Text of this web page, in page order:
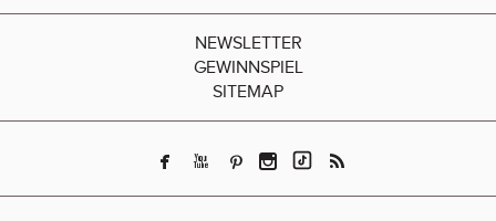
NEWSLETTER
GEWINNSPIEL
SITEMAP